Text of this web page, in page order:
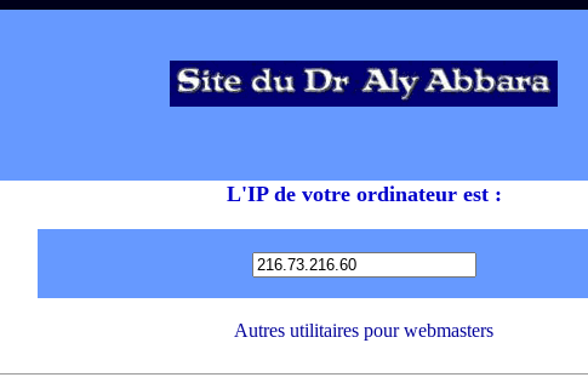
L'IP de votre ordinateur est :
Autres utilitaires pour webmasters